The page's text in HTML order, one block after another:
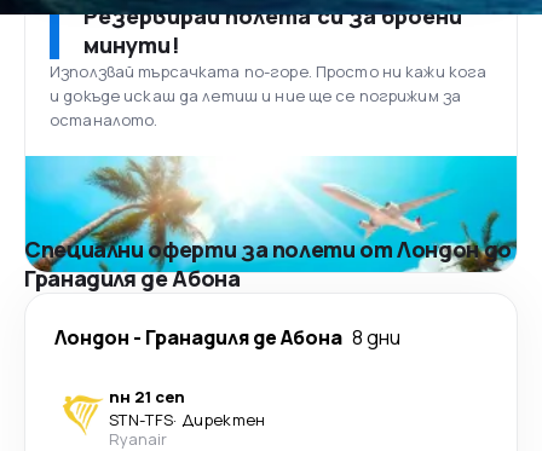
Резервирай полета си за броени
минути!
Използвай търсачката по-горе. Просто ни кажи кога
и докъде искаш да летиш и ние ще се погрижим за
останалото.
Специални оферти за полети от Лондон до
Гранадиля де Абона
Лондон - Гранадиля де Абона 8 дни
пн 21 сеп
STN-TFS· Директен
Ryanair